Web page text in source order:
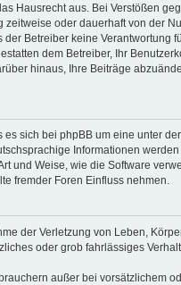
Hausrecht aus. Bei Verstößen
zeitweise oder dauerhaft von der
Betreiber keine Verantwortung
dem Betreiber, Ihr
hinaus, Ihre Beiträge
sich bei phpBB um eine unter der
Informationen
und Weise, wie die Software
fremder Foren Einfluss nehmen.
der Verletzung von Leben,
oder grob fahrlässiges
außer bei vorsätzlichem